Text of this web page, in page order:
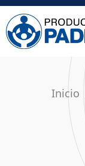
Inicio